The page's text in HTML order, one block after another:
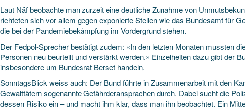
Laut Näf beobachte man zurzeit eine deutliche Zunahme von
richteten sich vor allem gegen exponierte Stellen wie das Bundesamt für
die bei der Pandemiebekämpfung im Vordergrund stehen.
Der Fedpol-Sprecher bestätigt zudem: «In den letzten Monaten mussten
Personen neu beurteilt und verstärkt werden.» Einzelheiten dazu gibt der
insbesondere um Bundesrat Berset handeln.
SonntagsBlick weiss auch: Der Bund führte in Zusammenarbeit mit den
Gewalttätern sogenannte Gefährderansprachen durch. Dabei sucht die
dessen Risiko ein – und macht ihm klar, dass man ihn beobachtet. Ein